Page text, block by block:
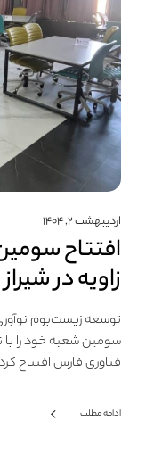
اردیبهشت ۲, ۱۴۰۴
افتتاح
زاویه در شیراز
توسعه زیست‌بوم
سومین شعبه خود را با
فناوری فارس افتتاح
ادامه مطلب